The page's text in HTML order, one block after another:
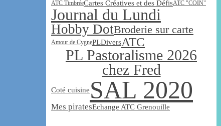
ATC TimbréeCartes Créatives et des DéfisATC "COIN"
Journal du Lundi
Hobby DotBroderie sur carte
Amour de CygnePLDiversATC
PL Pastoralisme 2026
chez Fred
Coté cuisine SAL 2020
Mes piratesEchange ATC Grenouille